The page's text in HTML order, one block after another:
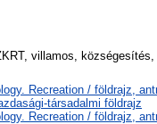
villamos,
Recreation / földrajz,
társadalmi földrajz
Recreation / földrajz,